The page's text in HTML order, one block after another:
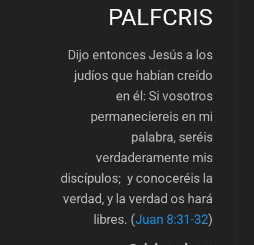
PALFCRIS
Dijo entonces Jesús a los
judíos que habían creído
en él: Si vosotros
permaneciereis en mi
palabra, seréis
verdaderamente mis
discípulos; y conoceréis la
verdad, y la verdad os hará
libres. (Juan 8:31-32)